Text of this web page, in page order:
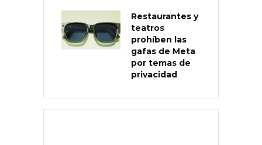
Restaurantes y
teatros
prohíben las
gafas de Meta
por temas de
privacidad